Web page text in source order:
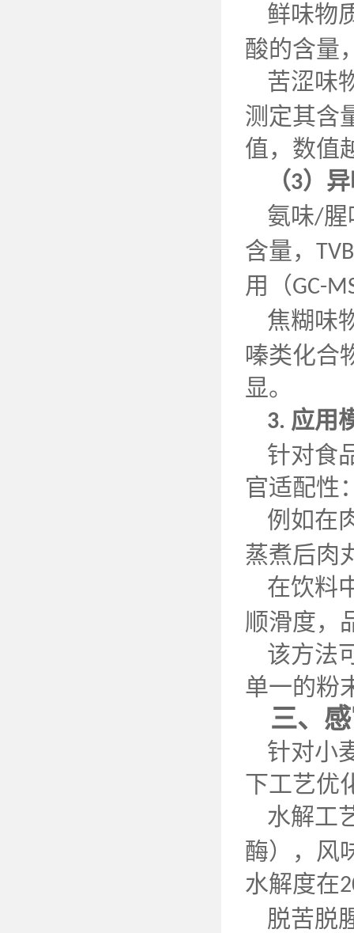
鲜味物
酸的含量
苦涩味
测定其含
值，数值
（3）
氨味/
含量，
用（GC-
焦糊味
嗪类化合
显。
3. 应用
针对食
官适配性
例如在
蒸煮后肉
在饮料
顺滑度，
该方法
单一的粉
三、
针对小
下工艺优
水解工
酶），风
水解度在
脱苦脱